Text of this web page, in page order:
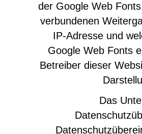
der Google Web
verbundenen
IP-Adresse und
Google Web Fonts
Betreiber dieser
Das